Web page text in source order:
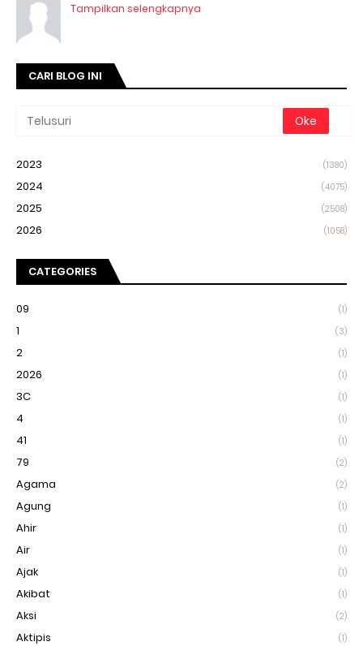
Tampilkan selengkapnya
CARI BLOG INI
2023 (1380)
2024 (4075)
2025 (2508)
2026 (1058)
CATEGORIES
09 (1)
1 (3)
2 (1)
2026 (1)
3C (1)
4 (1)
41 (1)
79 (2)
Agama (2)
Agung (1)
Ahir (1)
Air (1)
Ajak (1)
Akibat (1)
Aksi (2)
Aktipis (1)